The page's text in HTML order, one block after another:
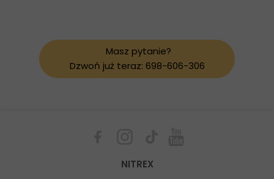
Masz pytanie?
Dzwoń już teraz: 698-606-306
NITREX